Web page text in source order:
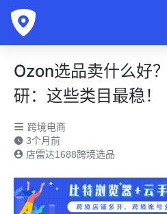
Ozon选品卖什么好
研：这些类目最稳！
跨境电商
3个月前
店雷达1688跨境选品